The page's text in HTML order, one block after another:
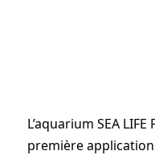
L’aquarium SEA
première